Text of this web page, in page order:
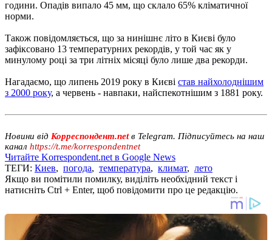
години. Опадів випало 45 мм, що склало 65% кліматичної
норми.
Також повідомляється, що за нинішнє літо в Києві було
зафіксовано 13 температурних рекордів, у той час як у
минулому році за три літніх місяці було лише два рекорди.
Нагадаємо, що липень 2019 року в Києві став найхолоднішим
з 2000 року, а червень - навпаки, найспекотнішим з 1881 року.
Новини від Корреспондент.netв Telegram. Підписуйтесь на наш
канал https://t.me/korrespondentnet
Читайте Korrespondent.net в Google News
ТЕГИ: Киев, погода, температура, климат, лето
Якщо ви помітили помилку, виділіть необхідний текст і
натисніть Ctrl + Enter, щоб повідомити про це редакцію.